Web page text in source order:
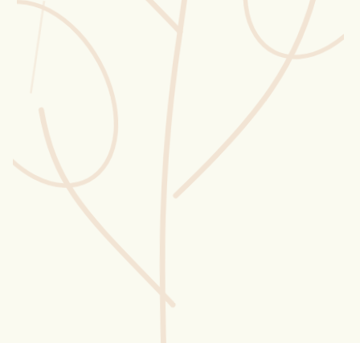
Challenges
Wusstest du?
Sammlungen
Selber machen
Glossar